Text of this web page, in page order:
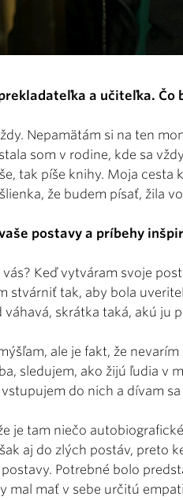
a učiteľka.
Nepamätám si na ten
som v rodine, kde sa
tak píše knihy. Moja cesta
že budem písať, žila
postavy a príbehy
vás? Keď vytváram svoje
stvárniť tak, aby bola
váhavá, skrátka taká, akú ju
ale je fakt, že
sledujem, ako žijú ľudia v
do nich a dívam
je tam niečo
aj do zlých postáv, preto
Potrebné bolo
mal mať v sebe určitú